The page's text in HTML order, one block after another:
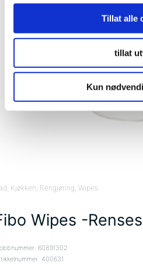
Tillat alle
tillat
Kun
, Kjøkken, Rengjøring, Wipes
Wipes -
60891302
400631